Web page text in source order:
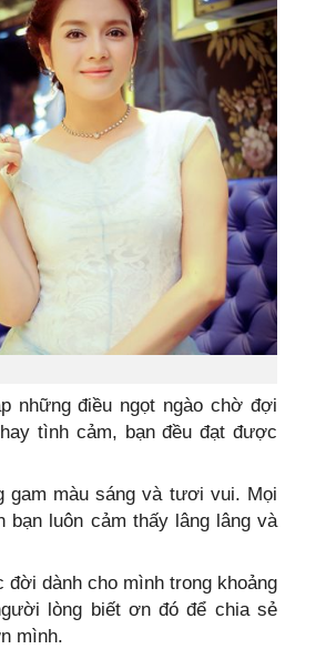
những điều ngọt ngào chờ đợi
tình cảm, bạn đều đạt được
gam màu sáng và tươi vui. Mọi
bạn luôn cảm thấy lâng lâng và
dành cho mình trong khoảng
lòng biết ơn đó để chia sẻ
mình.